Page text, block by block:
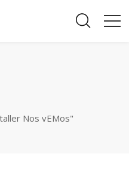
Nos vEMos"